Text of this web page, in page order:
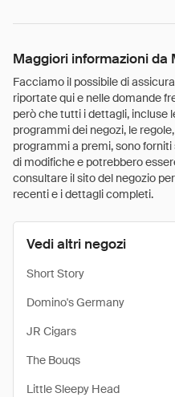
Maggiori informazioni da
Facciamo il possibile di
riportate qui e nelle domande
però che tutti i dettagli, incluse
programmi dei negozi, le
programmi a premi, sono
di modifiche e potrebbero
consultare il sito del negozio
recenti e i dettagli completi.
Vedi altri negozi
Short Story
Domino's Germany
JR Cigars
The Bouqs
Little Sleepy Head